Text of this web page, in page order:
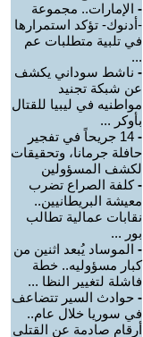
- الإمارات.. مجموعة
-أدنوك- تؤكد استمرارها
في تلبية متطلبات عم
...
- ناشط سوداني يكشف
عن شبكة تجنيد
مواطنيه في ليبيا للقتال
بأوكر ...
-
14 جريحاً في تفجير
حافلة جرمانا، وتحقيقات
لكشف المسؤولين
-كلفة الصراع تضرب
معيشة البريطانيين..
نقابات عمالية تطالب
بور ...
- الموساد يُبعد اثنين من
كبار مسؤوليه.. خطة
فاشلة لتغيير النظا ...
- حوادث السير تتضاعف
في سوريا خلال عام..
أرقام صادمة عن القتلى